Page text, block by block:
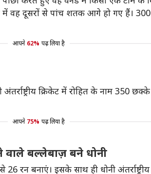
वह दूसरों से पांच शतक आगे हो गए हैं।
आपने 62% पढ़ लिया है
क्रिकेट में रोहित के नाम 350
आपने 75% पढ़ लिया है
वाले बल्लेबाज़ बने धोनी
बनाएं। इसके साथ ही धोनी